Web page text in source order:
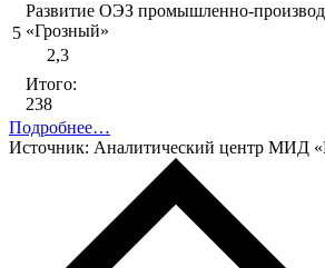
5
Развитие ОЭЗ промышленно-
«Грозный»
2,3
Итого:
238
Подробнее…
Источник: Аналитический центр МИД